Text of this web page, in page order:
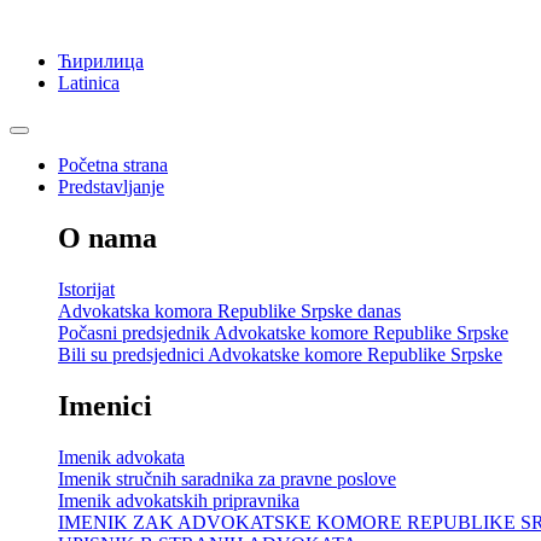
Ћирилица
Latinica
Početna strana
Predstavljanje
O nama
Istorijat
Advokatska komora Republike Srpske danas
Počasni predsjednik Advokatske komore Republike Srpske
Bili su predsjednici Advokatske komore Republike Srpske
Imenici
Imenik advokata
Imenik stručnih saradnika za pravne poslove
Imenik advokatskih pripravnika
IMENIK ZAK ADVOKATSKE KOMORE REPUBLIKE